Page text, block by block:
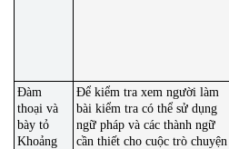
Đàm
thoại và
bày tỏ
Khoảng
Để kiểm tra xem người làm
bài kiểm tra có thể sử dụng
ngữ pháp và các thành ngữ
cần thiết cho cuộc trò chuyện